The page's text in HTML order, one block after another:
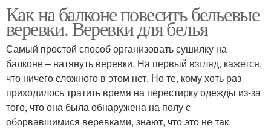
Веревки для белья Сушилка для белья
Как на балконе повесить бельевые
веревки. Веревки для белья
Самый простой способ организовать сушилку на
балконе – натянуть веревки. На первый взгляд, кажется,
что ничего сложного в этом нет. Но те, кому хоть раз
приходилось тратить время на перестирку одежды из-за
того, что она была обнаружена на полу с
оборвавшимися веревками, знают, что это не так.